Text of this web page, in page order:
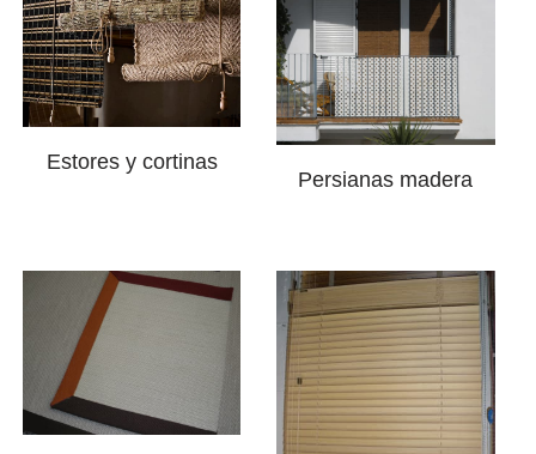
Estores y cortinas
Persianas madera